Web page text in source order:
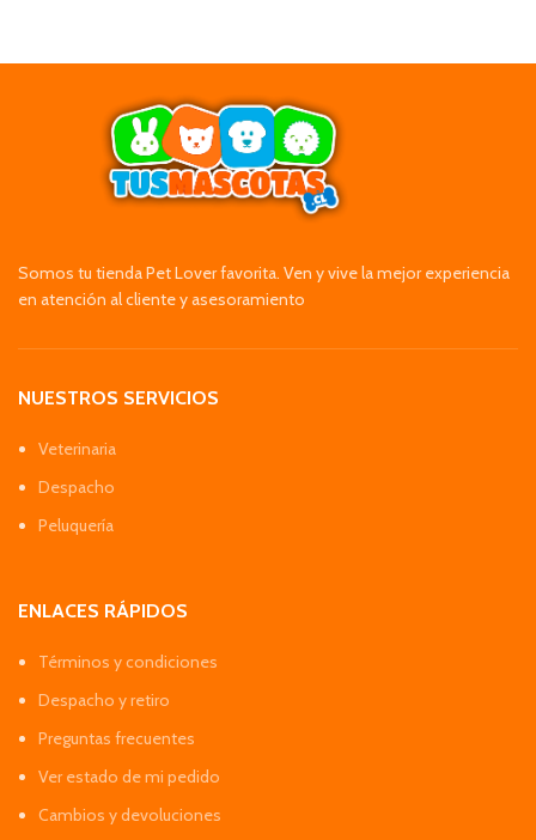
Somos tu tienda Pet Lover favorita. Ven y vive la mejor experiencia
en atención al cliente y asesoramiento
NUESTROS SERVICIOS
Veterinaria
Despacho
Peluquería
ENLACES RÁPIDOS
Términos y condiciones
Despacho y retiro
Preguntas frecuentes
Ver estado de mi pedido
Cambios y devoluciones